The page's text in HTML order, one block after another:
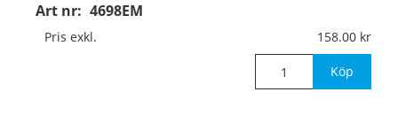
Art nr: 4698EM
Material:Guldanodiserad aluminium, 1mm (plan)
Pris exkl. 158.00
Köp